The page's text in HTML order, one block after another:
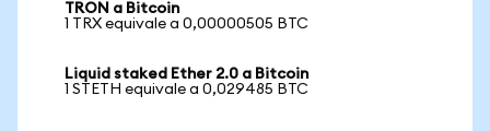
TRON a Bitcoin
1 TRX equivale a 0,00000505 BTC
Liquid staked Ether 2.0 a Bitcoin
1 STETH equivale a 0,029485 BTC